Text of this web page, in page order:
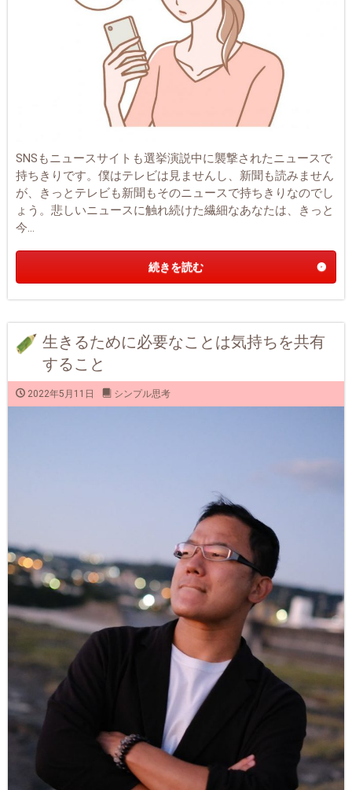
SNSもニュースサイトも選挙演説中に襲撃されたニュースで
持ちきりです。僕はテレビは見ませんし、新聞も読みません
が、きっとテレビも新聞もそのニュースで持ちきりなのでし
ょう。悲しいニュースに触れ続けた繊細なあなたは、きっと
今...
続きを読む
生きるために必要なことは気持ちを共有
すること
2022年5月11日 シンプル思考